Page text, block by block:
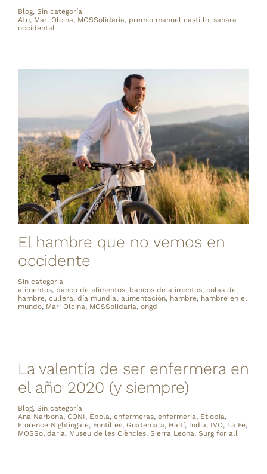
Blog, Sin categoría
Atu, Mari Olcina, MOSSolidaria, premio manuel castillo, sáhara
occidental
El hambre que no vemos en
occidente
Sin categoría
alimentos, banco de alimentos, bancos de alimentos, colas del
hambre, cullera, día mundial alimentación, hambre, hambre en el
mundo, Mari Olcina, MOSSolidaria, ongd
La valentía de ser enfermera en
el año 2020 (y siempre)
Blog, Sin categoría
Ana Narbona, CONI, Ébola, enfermeras, enfermería, Etiopía,
Florence Nightingale, Fontilles, Guatemala, Haití, India, IVO, La Fe,
MOSSolidaria, Museu de les Ciències, Sierra Leona, Surg for all